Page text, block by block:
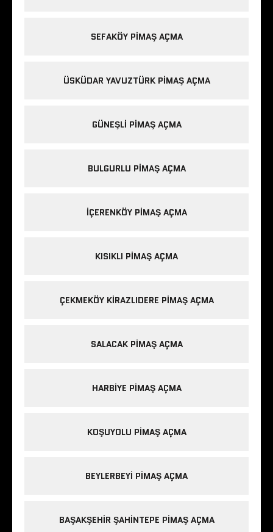
SEFAKÖY PIMAŞ AÇMA
ÜSKÜDAR YAVUZTÜRK PIMAŞ AÇMA
GÜNEŞLI PIMAŞ AÇMA
BULGURLU PIMAŞ AÇMA
IÇERENKÖY PIMAŞ AÇMA
KISIKLI PIMAŞ AÇMA
ÇEKMEKÖY KIRAZLIDERE PIMAŞ AÇMA
SALACAK PIMAŞ AÇMA
HARBIYE PIMAŞ AÇMA
KOŞUYOLU PIMAŞ AÇMA
BEYLERBEYI PIMAŞ AÇMA
BAŞAKŞEHIR ŞAHINTEPE PIMAŞ AÇMA